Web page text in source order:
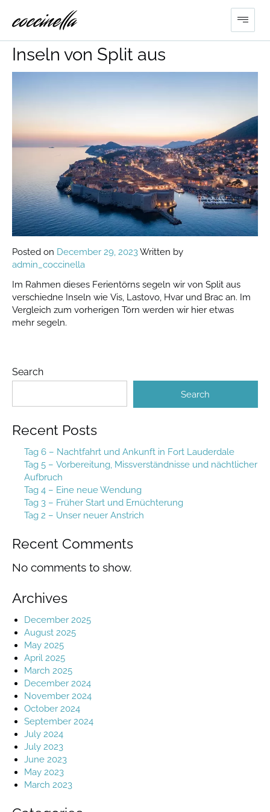
Ferientörn zu verschiedenen
Inseln von Split aus
Posted on December 29, 2023Written by
admin_coccinella
Im Rahmen dieses Ferientörns segeln wir von Split aus
verschiedne Inseln wie Vis, Lastovo, Hvar und Brac an. Im
Vergleich zum vorherigen Törn werden wir hier etwas
mehr segeln.
Search
Search
Recent Posts
Tag 6 – Nachtfahrt und Ankunft in Fort Lauderdale
Tag 5 – Vorbereitung, Missverständnisse und nächtlicher
Aufbruch
Tag 4 – Eine neue Wendung
Tag 3 – Früher Start und Ernüchterung
Tag 2 – Unser neuer Anstrich
Recent Comments
No comments to show.
Archives
December 2025
August 2025
May 2025
April 2025
March 2025
December 2024
November 2024
October 2024
September 2024
July 2024
July 2023
June 2023
May 2023
March 2023